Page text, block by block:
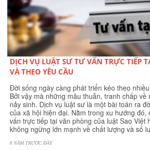
DỊCH VỤ LUẬT SƯ TƯ VẤN TRỰC TIẾP
VÀ THEO YÊU CẦU
Đời sống ngày càng phát triển kéo theo
Bởi vậy mà những mâu thuẫn, tranh chấp về
nảy sinh. Dịch vụ luật sư là một bài toán ra
của xã hội hiện đại. Nằm trong xu hướng đó,
vấn trực tiếp tại văn phòng của luật Sao Việt
không ngừng lớn mạnh về chất lượng và số
8 NĂM TRƯỚC ĐÂY